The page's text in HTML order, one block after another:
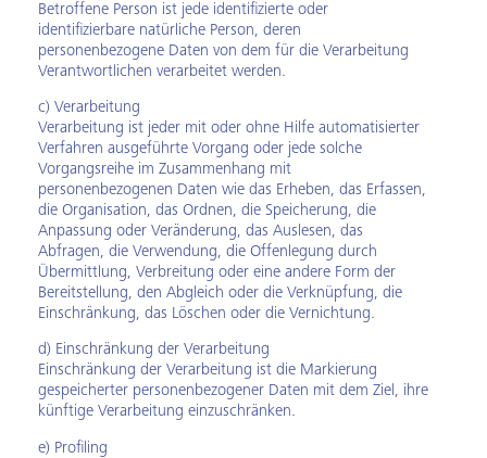
Betroffene Person ist jede identifizierte oder
identifizierbare natürliche Person, deren
personenbezogene Daten von dem für die Verarbeitung
Verantwortlichen verarbeitet werden.
c) Verarbeitung
Verarbeitung ist jeder mit oder ohne Hilfe automatisierter
Verfahren ausgeführte Vorgang oder jede solche
Vorgangsreihe im Zusammenhang mit
personenbezogenen Daten wie das Erheben, das Erfassen,
die Organisation, das Ordnen, die Speicherung, die
Anpassung oder Veränderung, das Auslesen, das
Abfragen, die Verwendung, die Offenlegung durch
Übermittlung, Verbreitung oder eine andere Form der
Bereitstellung, den Abgleich oder die Verknüpfung, die
Einschränkung, das Löschen oder die Vernichtung.
d) Einschränkung der Verarbeitung
Einschränkung der Verarbeitung ist die Markierung
gespeicherter personenbezogener Daten mit dem Ziel, ihre
künftige Verarbeitung einzuschränken.
e) Profiling